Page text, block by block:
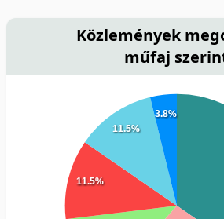
Közlemények
műfaj
11.5%
11.5%
3.8%